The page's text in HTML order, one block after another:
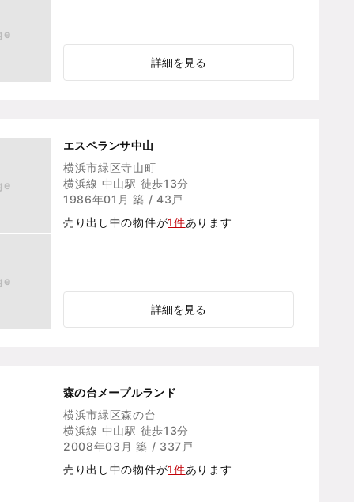
詳細を見る
エスペランサ中山
横浜市緑区寺山町
横浜線 中山駅 徒歩13分
1986年01月 築 / 43戸
売り出し中の物件が1件あります
詳細を見る
森の台メープルランド
横浜市緑区森の台
横浜線 中山駅 徒歩13分
2008年03月 築 / 337戸
売り出し中の物件が1件あります